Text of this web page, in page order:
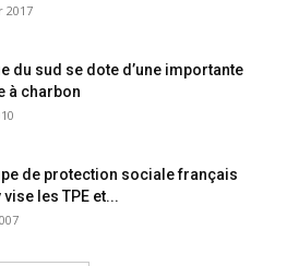
2017
du sud se dote d’une importante
à charbon
de protection sociale français
les TPE et...